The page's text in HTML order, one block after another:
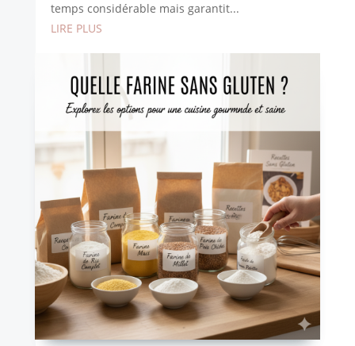
temps considérable mais garantit...
LIRE PLUS